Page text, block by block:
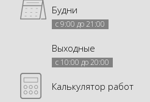
Будни
с 9:00 до 21:00
Выходные
с 10:00 до 20:00
Калькулятор работ